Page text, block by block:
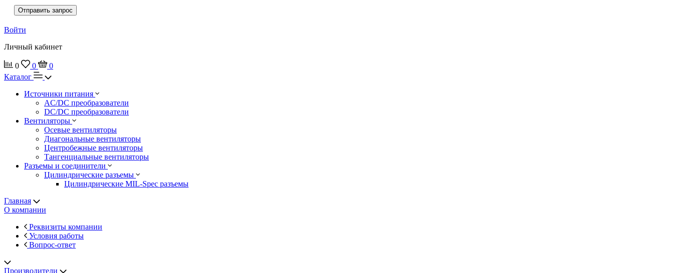
Отправить запрос
Войти
Личный кабинет
0 0
0
Каталог
Источники питания
AC/DC преобразователи
DC/DC преобразователи
Вентиляторы
Осевые вентиляторы
Диагональные вентиляторы
Центробежные вентиляторы
Тангенциальные вентиляторы
Разъемы и соединители
Цилиндрические разъемы
Цилиндрические MIL-Spec разъемы
Главная
О компании
Реквизиты компании
Условия работы
Вопрос-ответ
Производители